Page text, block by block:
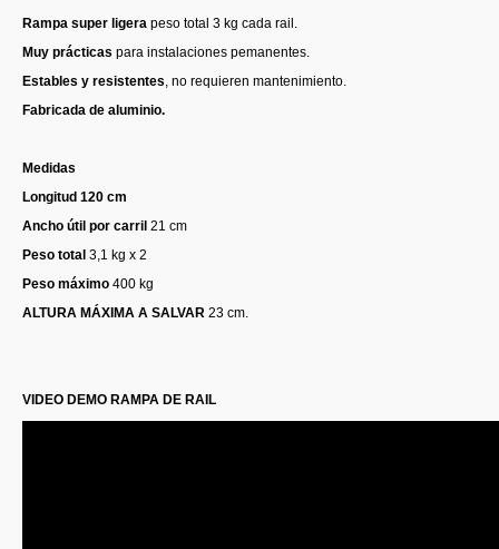
Rampa super ligera peso total 3 kg cada rail.
Muy prácticas para instalaciones pemanentes.
Estables y resistentes, no requieren mantenimiento.
Fabricada de aluminio.
Medidas
Longitud 120 cm
Ancho útil por carril 21 cm
Peso total 3,1 kg x 2
Peso máximo 400 kg
ALTURA MÁXIMA A SALVAR 23 cm.
VIDEO DEMO RAMPA DE RAIL